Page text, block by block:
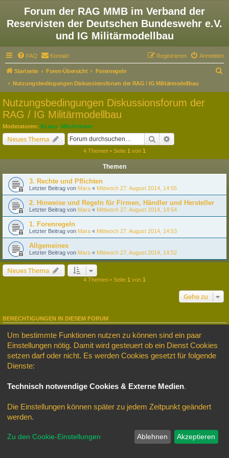
Forum der RAG MMB im Verband der
Reservisten der Deutschen Bundeswehr e.V.
und IG Militärmodellbau
FAQ Kontakt Anmelden
Registrieren
Startseite Foren-Übersicht
Forenregeln
Nutzungsbedingungen Diskussionsforum der RAG / IG Militärmodellbau
Nutzungsbedingungen Diskussionsforum der
RAG / IG Militärmodellbau
Moderatoren: KLaus Milchtrinker
Neues Thema Suche
4 Themen • Seite 1 von 1
Themen
3. Rechte und Pflichten
Letzter Beitrag von Mara « Mittwoch 27. August 2014, 14:55
2. Hinweise und Regeln für Firmen, Händler und Hersteller
Letzter Beitrag von Mara « Mittwoch 27. August 2014, 14:54
1. Forenregeln
Letzter Beitrag von Mara « Mittwoch 27. August 2014, 14:53
Allgemeines
Letzter Beitrag von Mara « Mittwoch 27. August 2014, 14:52
Neues Thema
4 Themen • Seite 1 von 1
Gehe zu
BERECHTIGUNGEN IN DIESEM FORUM
Du darfstkeineAntworten zu Themen in diesem Forum erstellen.
Du darfst deine Beiträge in diesem Forum
nicht
ändern.
Du darfst deine Beiträge in diesem Forumnichtlöschen.
Du darfstkeineDateianhänge in diesem Forum erstellen.
Powered byphpBB® Forum Software © phpBB Limited
Deutsche Übersetzung durchphpBB.de
Um bestimmte Funktionen nutzen zu können sind ein paar
Einstellungen nötig. Damit wird gesteuert ob ein Dienst Cookies
setzen darf oder nicht. Es werden Cookies gesetzt für folgende
Dienste:
Technisch notwendige Cookies & Externe Medien.
Die Einstellungen können später zu jedem Zeitpunkt geändert
werden.
Zu den Cookie-Einstellungen Ablehnen Akzeptieren